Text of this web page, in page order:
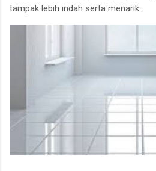
tampak lebih indah serta menarik.